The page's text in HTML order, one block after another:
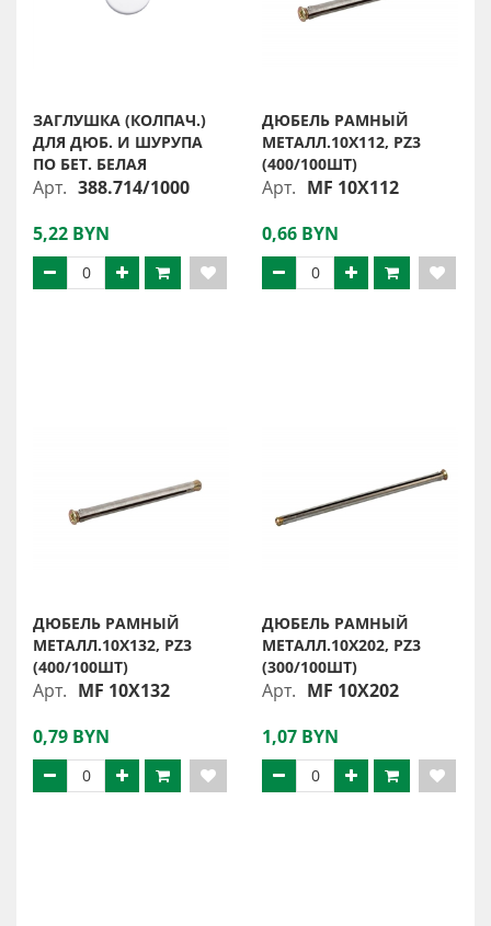
ЗАГЛУШКА (КОЛПАЧ.)
ДЛЯ ДЮБ. И ШУРУПА
ПО БЕТ. БЕЛАЯ
Арт. 388.714/1000
5,22 BYN
ДЮБЕЛЬ РАМНЫЙ
МЕТАЛЛ.10X112, PZ3
(400/100ШТ)
Арт. MF 10X112
0,66 BYN
ДЮБЕЛЬ РАМНЫЙ
МЕТАЛЛ.10X132, PZ3
(400/100ШТ)
Арт. MF 10X132
0,79 BYN
ДЮБЕЛЬ РАМНЫЙ
МЕТАЛЛ.10X202, PZ3
(300/100ШТ)
Арт. MF 10X202
1,07 BYN